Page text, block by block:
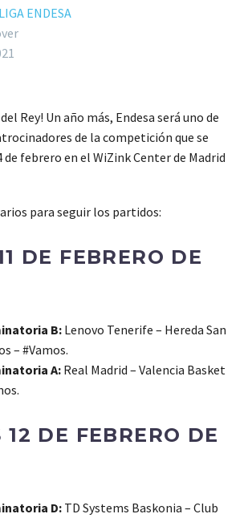
LIGA ENDESA
Rey! Un año más, Endesa será uno de
de la competición que se
de febrero en el WiZink Center de Madrid
para seguir los partidos:
DE FEBRERO DE
B: Lenovo Tenerife – Hereda San
– #Vamos.
A: Real Madrid – Valencia Basket
12 DE FEBRERO DE
D: TD Systems Baskonia – Club